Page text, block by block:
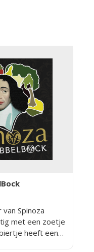
Spinoza
met een zoetje
heeft een